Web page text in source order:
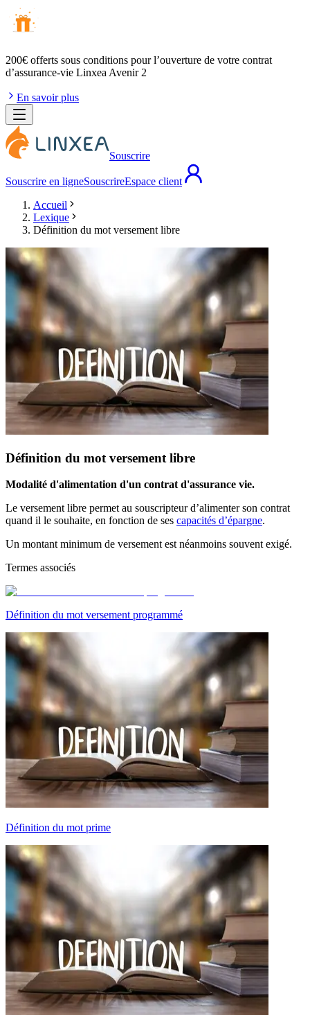
200€ offerts sous conditions pour l’ouverture de votre contrat
d’assurance-vie Linxea Avenir 2
En savoir plus
Souscrire
Souscrire en ligneSouscrireEspace client
Accueil
Lexique
Définition du mot versement libre
Définition du mot versement libre
Modalité d'alimentation d'un contrat d'assurance vie.
Le versement libre permet au souscripteur d’alimenter son contrat
quand il le souhaite, en fonction de ses capacités d’épargne.
Un montant minimum de versement est néanmoins souvent exigé.
Termes associés
Définition du mot versement programmé
Définition du mot prime